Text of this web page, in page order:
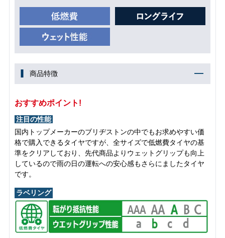
商品特徴
おすすめポイント!
注目の性能
国内トップメーカーのブリヂストンの中でもお求めやすい価
格で購入できるタイヤですが、全サイズで低燃費タイヤの基
準をクリアしており、先代商品よりウェットグリップも向上
しているので雨の日の運転への安心感もさらにましたタイヤ
です。
ラベリング